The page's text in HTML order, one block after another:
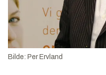
Bilde: Per Ervland